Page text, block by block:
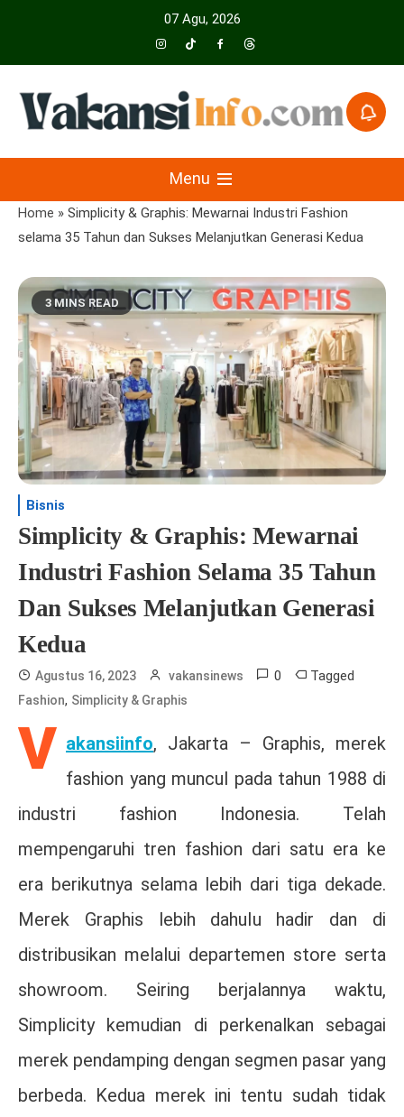
07 Agu, 2026
VakansiinfoMenu
Home » Simplicity & Graphis: Mewarnai Industri Fashion
selama 35 Tahun dan Sukses Melanjutkan Generasi Kedua
3 MINS READ
Bisnis
Simplicity & Graphis: Mewarnai
Industri Fashion Selama 35 Tahun
Dan Sukses Melanjutkan Generasi
Kedua
Agustus 16, 2023 vakansinews 0 Tagged
Fashion, Simplicity & Graphis
V akansiinfo, Jakarta – Graphis, merek
fashion yang muncul pada tahun 1988 di
industri fashion Indonesia. Telah
mempengaruhi tren fashion dari satu era ke
era berikutnya selama lebih dari tiga dekade.
Merek Graphis lebih dahulu hadir dan di
distribusikan melalui departemen store serta
showroom. Seiring berjalannya waktu,
Simplicity kemudian di perkenalkan sebagai
merek pendamping dengan segmen pasar yang
berbeda. Kedua merek ini tentu sudah tidak